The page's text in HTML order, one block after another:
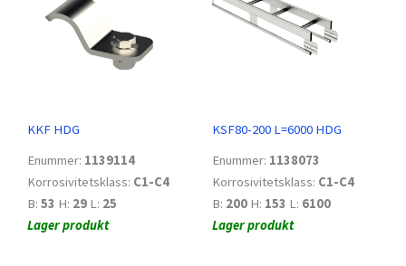
KKF HDG
Enummer: 1139114
Korrosivitetsklass: C1-C4
B: 53 H: 29 L: 25
Lager produkt
KSF80-200 L=6000 HDG
Enummer: 1138073
Korrosivitetsklass: C1-C4
B: 200 H: 153 L: 6100
Lager produkt